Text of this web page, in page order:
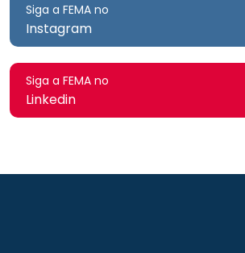
Siga a FEMA no
Instagram
Siga a FEMA no
Linkedin